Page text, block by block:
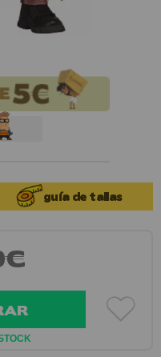
guía de tallas